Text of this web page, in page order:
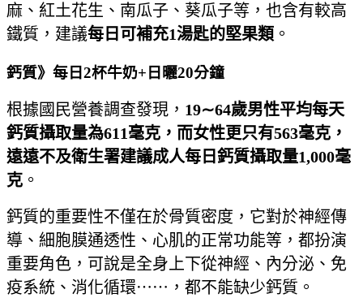
麻、紅土花生、南瓜子、葵瓜子等，也含有較高
鐵質，建議每日可補充1湯匙的堅果類 。
鈣質》每日2杯牛奶+日曬20分鐘
根據國民營養調查發現， 19∼64歲男性平均每天
鈣質攝取量為611毫克，而女性更只有563毫克，
遠遠不及衛生署建議成人每日鈣質攝取量1,000毫
克 。
鈣質的重要性不僅在於骨質密度，它對於神經傳
導、細胞膜通透性、心肌的正常功能等，都扮演
重要角色，可說是全身上下從神經、內分泌、免
疫系統、消化循環⋯⋯，都不能缺少鈣質。